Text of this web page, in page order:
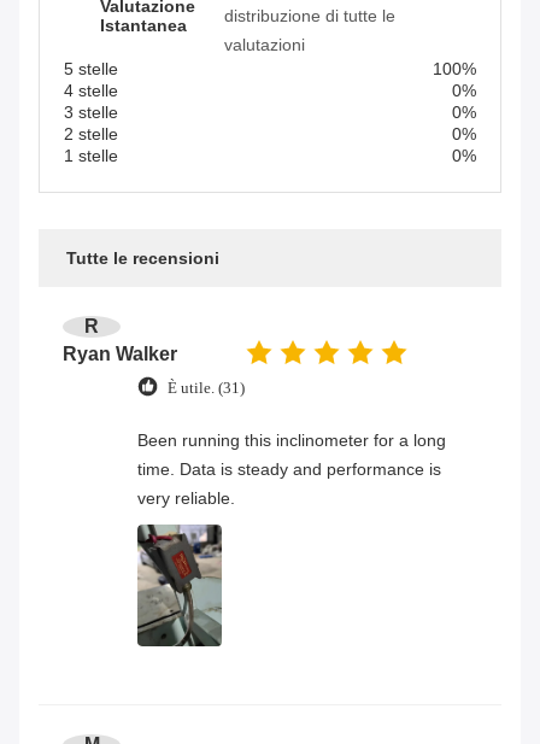
Valutazione
Istantanea
distribuzione di tutte le
valutazioni
5 stelle
100%
4 stelle
0%
3 stelle
0%
2 stelle
0%
1 stelle
0%
Tutte le recensioni
R
Ryan Walker
È utile. (31)
Been running this inclinometer for a long
time. Data is steady and performance is
very reliable.